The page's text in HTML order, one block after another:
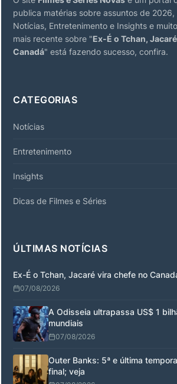
publica matérias sobre assuntos de
Notícias, Entretenimento e Insights e
mais recente sobre "Ex-É o Tchan,
Canadá" está fazendo sucesso, confira.
CATEGORIAS
Notícias
Entretenimento
Insights
Dicas de Filmes e Séries
ÚLTIMAS NOTÍCIAS
Ex-É o Tchan, Jacaré vira chefe no
07/08/2026
A Odisseia ultrapassa US$ 1
mundiais
07/08/2026
Outer Banks: 5ª e última
final; veja